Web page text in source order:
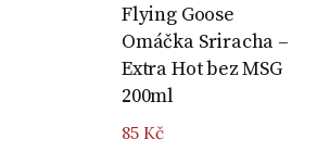
Flying Goose
Omáčka Sriracha –
Extra Hot bez MSG
200ml
85 Kč